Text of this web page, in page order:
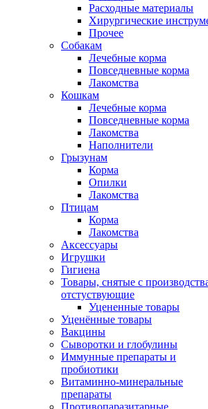
Расходные материалы
Хирургические
Прочее
Собакам
Лечебные корма
Повседневные корма
Лакомства
Кошкам
Лечебные корма
Повседневные корма
Лакомства
Наполнители
Грызунам
Корма
Опилки
Лакомства
Птицам
Корма
Лакомства
Аксессуары
Игрушки
Гигиена
Товары, снятые с
отстуствующие
Уцененные товары
Уценённые товары
Вакцины
Сыворотки и глобулины
Иммунные препараты и
пробиотики
Витаминно-минеральные
препараты